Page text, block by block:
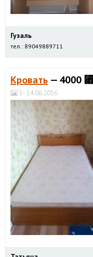
Гузаль
тел.: 89049889711
Кровать — 4000 ⃏
5 14.06.2016